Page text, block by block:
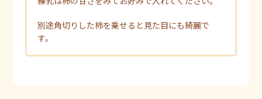
別途角切りした柿を乗せると見た目にも綺麗で
す。